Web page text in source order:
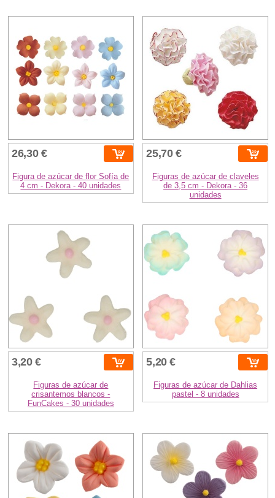
26,30 €
Figura de azúcar de flor Sofía de
4 cm - Dekora - 40 unidades
25,70 €
Figuras de azúcar de claveles
de 3,5 cm - Dekora - 36
unidades
3,20 €
Figuras de azúcar de
crisantemos blancos -
FunCakes - 30 unidades
5,20 €
Figuras de azúcar de Dahlias
pastel - 8 unidades